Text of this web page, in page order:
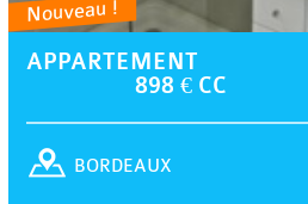
Nouveau !
APPARTEMENT
898 € CC
BORDEAUX